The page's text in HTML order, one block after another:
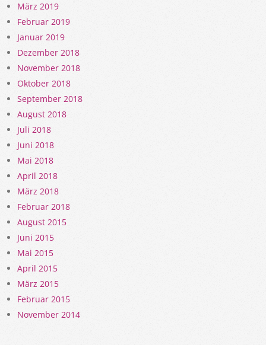
März 2019
Februar 2019
Januar 2019
Dezember 2018
November 2018
Oktober 2018
September 2018
August 2018
Juli 2018
Juni 2018
Mai 2018
April 2018
März 2018
Februar 2018
August 2015
Juni 2015
Mai 2015
April 2015
März 2015
Februar 2015
November 2014